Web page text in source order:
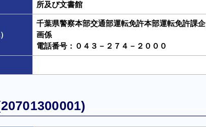
所及び文書館
千葉県警察本部交通部運転免許本部運転免許課企
画係
電話番号：０４３－２７４－２０００